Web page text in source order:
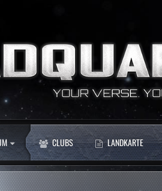
CLUBS LANDKARTE